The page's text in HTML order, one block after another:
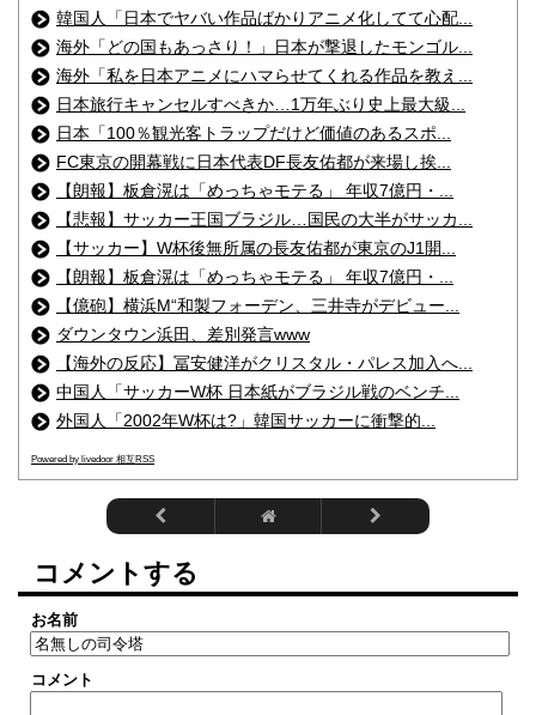
韓国人「日本でヤバい作品ばかりアニメ化してて心配...
海外「どの国もあっさり！」日本が撃退したモンゴル...
海外「私を日本アニメにハマらせてくれる作品を教え...
日本旅行キャンセルすべきか…1万年ぶり史上最大級...
日本「100％観光客トラップだけど価値のあるスポ...
FC東京の開幕戦に日本代表DF長友佑都が来場し挨...
【朗報】板倉滉は「めっちゃモテる」 年収7億円・...
【悲報】サッカー王国ブラジル…国民の大半がサッカ...
【サッカー】W杯後無所属の長友佑都が東京のJ1開...
【朗報】板倉滉は「めっちゃモテる」 年収7億円・...
【億砲】横浜M“和製フォーデン、三井寺がデビュー...
ダウンタウン浜田、差別発言www
【海外の反応】冨安健洋がクリスタル・パレス加入へ...
中国人「サッカーW杯 日本紙がブラジル戦のベンチ...
外国人「2002年W杯は?」韓国サッカーに衝撃的...
Powered by livedoor 相互RSS
コメントする
お名前
コメント